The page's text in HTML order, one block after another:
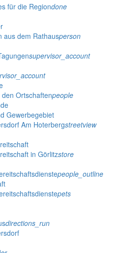
für die Regiondone
aus dem Rathausperson
supervisor_account
Ortschaftenpeople
Gewerbegebiet
Am Hoterbergstreetview
in Görlitzstore
people_outline
pets
directions_run